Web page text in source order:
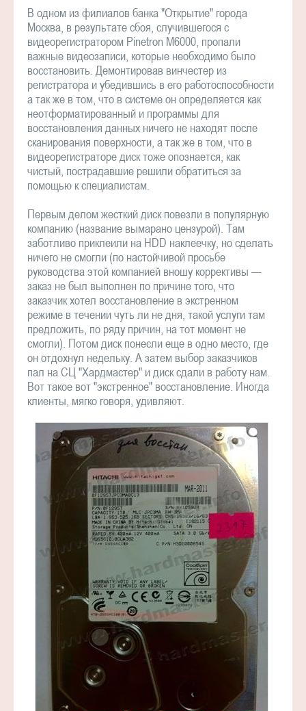
В одном из филиалов банка "Открытие" города
Москва, в результате сбоя, случившегося с
видеорегистратором Pinetron M6000, пропали
важные видеозаписи, которые необходимо было
восстановить. Демонтировав винчестер из
регистратора и убедившись в его работоспособности
а так же в том, что в системе он определяется как
неотформатированный и программы для
восстановления данных ничего не находят после
сканирования поверхности, а так же в том, что в
видеорегистраторе диск тоже опознается, как
чистый, пострадавшие решили обратиться за
помощью к специалистам.
Первым делом жесткий диск повезли в популярную
компанию (название вымарано цензурой). Там
заботливо приклеили на HDD наклеечку, но сделать
ничего не смогли (по настойчивой просьбе
руководства этой компанией вношу коррективы —
заказ не был выполнен по причине того, что
заказчик хотел восстановление в экстренном
режиме в течении чуть ли не дня, такой услуги там
предложить, по ряду причин, на тот момент не
смогли). Потом диск понесли еще в одно место, где
он отдохнул недельку. А затем выбор заказчиков
пал на СЦ "Хардмастер" и диск сдали в работу нам.
Вот такое вот "экстренное" восстановление. Иногда
клиенты, мягко говоря, удивляют.